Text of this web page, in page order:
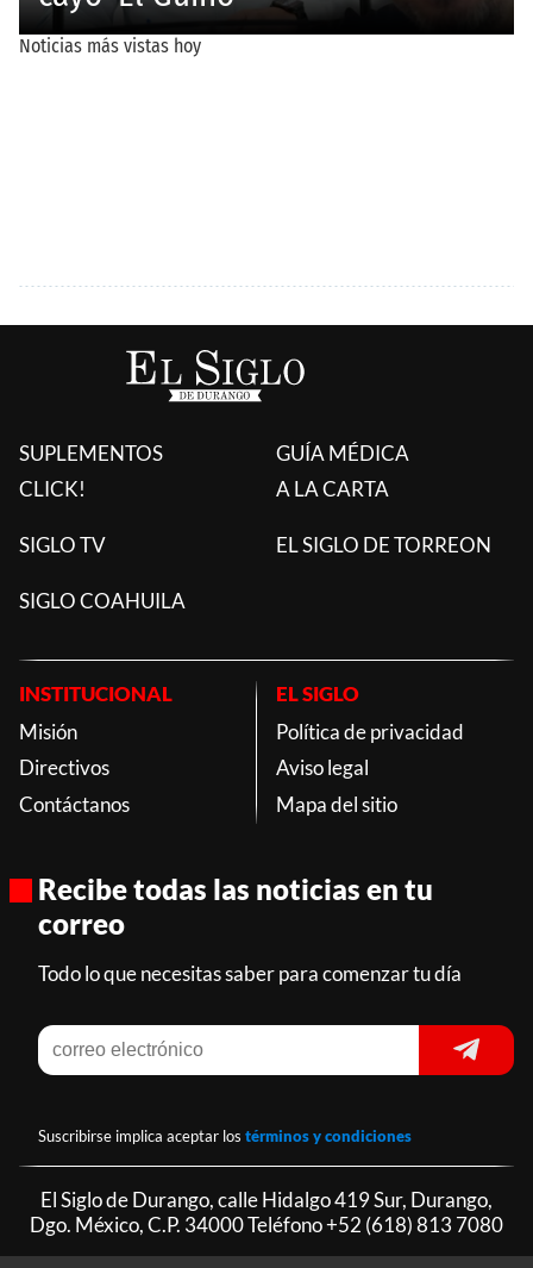
SUPLEMENTOS
CLICK!
GUÍA MÉDICA
A LA CARTA
SIGLO TV EL SIGLO DE TORREON
SIGLO COAHUILA
INSTITUCIONAL
Misión
Directivos
Contáctanos
EL SIGLO
Política de privacidad
Aviso legal
Mapa del sitio
Recibe todas las noticias en tu
correo
Todo lo que necesitas saber para comenzar tu día
Suscribirse implica aceptar los términos y condiciones
El Siglo de Durango, calle Hidalgo 419 Sur, Durango,
Dgo. México, C.P. 34000 Teléfono+52 (618) 813 7080